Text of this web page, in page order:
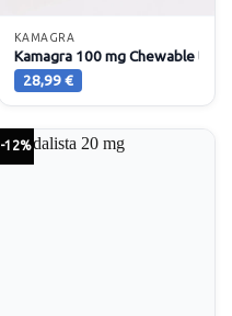
KAMAGRA
Kamagra 100 mg Chewable tabs
28,99€
-12%